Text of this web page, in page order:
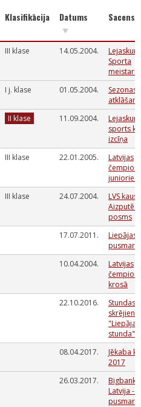
Klasifikācija Datums
III klase 14.05.2004.
Sporta
I j. klase 01.05.2004.
Sezonas
II klase 11.09.2004.
sports
izcīņa
III klase 22.01.2005.
Latvijas
junioriem
III klase 24.07.2004.
LVS
Aizputē -
posms
17.07.2011.
Liepājas
10.04.2004.
Latvijas
krosā
22.10.2016.
Stundas
skrējiens
"Liepājas
stunda"
08.04.2017.
Jēkaba
2017
26.03.2017.
Bigbank
Latvija -